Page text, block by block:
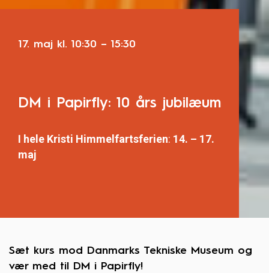
17. maj kl. 10:30 – 15:30
DM i Papirfly: 10 års jubilæum
I hele Kristi Himmelfartsferien: 14. – 17.
maj
Sæt kurs mod Danmarks Tekniske Museum og
vær med til DM i Papirfly!